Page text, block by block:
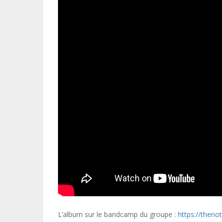
L’album sur le bandcamp du groupe : https://